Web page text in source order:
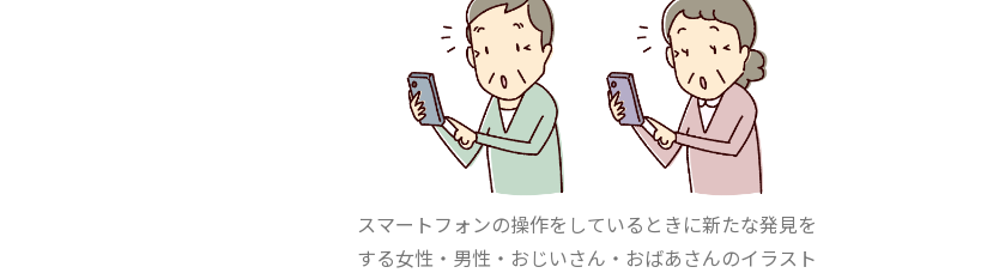
スマートフォンの操作をしているときに新たな発見を
する女性・男性・おじいさん・おばあさんのイラスト